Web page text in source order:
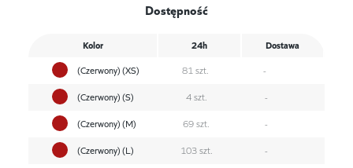
Dostępność
Kolor 24h
Dostawa
(Czerwony) (XS)
81 szt.
-
(Czerwony) (S)
4 szt.
-
(Czerwony) (M)
69 szt.
-
(Czerwony) (L)
103 szt.
-